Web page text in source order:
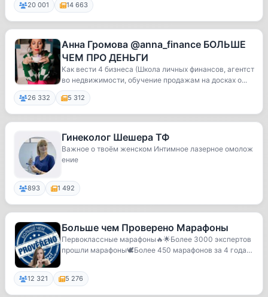
20 001 14 663
Анна Громова @anna_finance БОЛЬШЕ
ЧЕМ ПРО ДЕНЬГИ
Как вести 4 бизнеса (Школа личных финансов, агентст
во недвижимости, обучение продажам на досках о...
26 332 5 312
Гинеколог Шешера ТФ
Важное о твоём женском Интимное лазерное омолож
ение
893 1 492
Больше чем Прoвеpено Мaрафoны
Первоклассные марафоны🔥🌟Более 3000 экспертов
прошли марафоны🕊Более 450 марафонов за 4 года🦋
12 321 5 276